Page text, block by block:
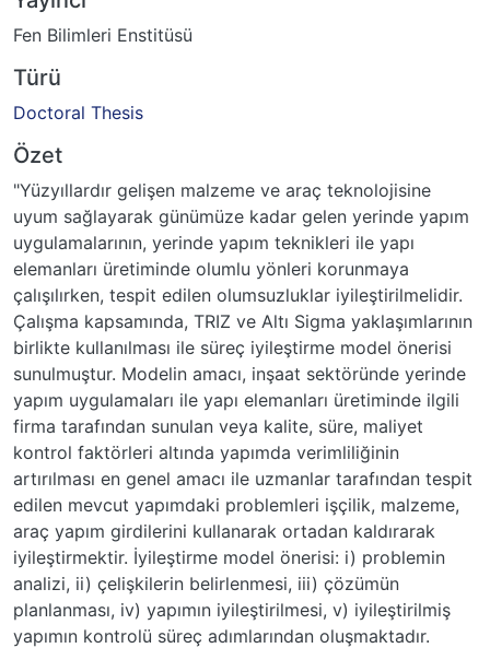
Fen Bilimleri Enstitüsü
Türü
Doctoral Thesis
Özet
"Yüzyıllardır gelişen malzeme ve araç teknolojisine
uyum sağlayarak günümüze kadar gelen yerinde yapım
uygulamalarının, yerinde yapım teknikleri ile yapı
elemanları üretiminde olumlu yönleri korunmaya
çalışılırken, tespit edilen olumsuzluklar iyileştirilmelidir.
Çalışma kapsamında, TRIZ ve Altı Sigma yaklaşımlarının
birlikte kullanılması ile süreç iyileştirme model önerisi
sunulmuştur. Modelin amacı, inşaat sektöründe yerinde
yapım uygulamaları ile yapı elemanları üretiminde ilgili
firma tarafından sunulan veya kalite, süre, maliyet
kontrol faktörleri altında yapımda verimliliğinin
artırılması en genel amacı ile uzmanlar tarafından tespit
edilen mevcut yapımdaki problemleri işçilik, malzeme,
araç yapım girdilerini kullanarak ortadan kaldırarak
iyileştirmektir. İyileştirme model önerisi: i) problemin
analizi, ii) çelişkilerin belirlenmesi, iii) çözümün
planlanması, iv) yapımın iyileştirilmesi, v) iyileştirilmiş
yapımın kontrolü süreç adımlarından oluşmaktadır.